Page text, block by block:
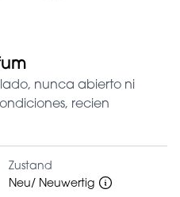
nunca abierto ni
recien
Zustand
Neu/ Neuwertig